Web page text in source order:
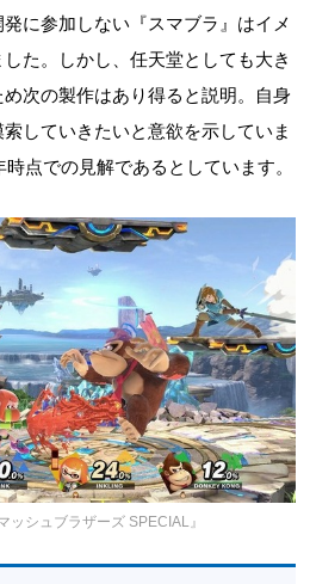
に参加しない『スマブラ』はイメ
た。しかし、任天堂としても大き
次の製作はあり得ると説明。自身
していきたいと意欲を示していま
点での見解であるとしています。
ッシュブラザーズ SPECIAL』